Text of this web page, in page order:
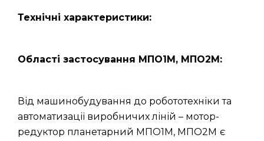
Технічні характеристики:
Області застосування МПО1М, МПО2М:
Від машинобудування до робототехніки та
автоматизації виробничих ліній – мотор-
редуктор планетарний МПО1М, МПО2М є